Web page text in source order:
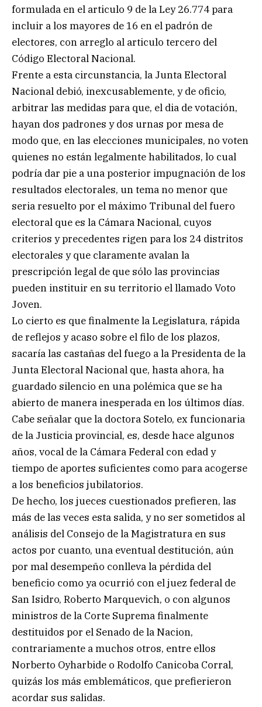
formulada en el articulo 9 de la Ley 26.774 para
incluir a los mayores de 16 en el padrón de
electores, con arreglo al articulo tercero del
Código Electoral Nacional.
Frente a esta circunstancia, la Junta Electoral
Nacional debió, inexcusablemente, y de oficio,
arbitrar las medidas para que, el dia de votación,
hayan dos padrones y dos urnas por mesa de
modo que, en las elecciones municipales, no voten
quienes no están legalmente habilitados, lo cual
podría dar pie a una posterior impugnación de los
resultados electorales, un tema no menor que
seria resuelto por el máximo Tribunal del fuero
electoral que es la Cámara Nacional, cuyos
criterios y precedentes rigen para los 24 distritos
electorales y que claramente avalan la
prescripción legal de que sólo las provincias
pueden instituir en su territorio el llamado Voto
Joven.
Lo cierto es que finalmente la Legislatura, rápida
de reflejos y acaso sobre el filo de los plazos,
sacaría las castañas del fuego a la Presidenta de la
Junta Electoral Nacional que, hasta ahora, ha
guardado silencio en una polémica que se ha
abierto de manera inesperada en los últimos días.
Cabe señalar que la doctora Sotelo, ex funcionaria
de la Justicia provincial, es, desde hace algunos
años, vocal de la Cámara Federal con edad y
tiempo de aportes suficientes como para acogerse
a los beneficios jubilatorios.
De hecho, los jueces cuestionados prefieren, las
más de las veces esta salida, y no ser sometidos al
análisis del Consejo de la Magistratura en sus
actos por cuanto, una eventual destitución, aún
por mal desempeño conlleva la pérdida del
beneficio como ya ocurrió con el juez federal de
San Isidro, Roberto Marquevich, o con algunos
ministros de la Corte Suprema finalmente
destituidos por el Senado de la Nacion,
contrariamente a muchos otros, entre ellos
Norberto Oyharbide o Rodolfo Canicoba Corral,
quizás los más emblemáticos, que prefierieron
acordar sus salidas.